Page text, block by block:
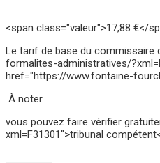
<span class="valeur">17,88 €</
Le tarif de base du
formalites-administratives/
href="https://www.fontaine-
À noter
vous pouvez faire vérifier
xml=F31301">tribunal